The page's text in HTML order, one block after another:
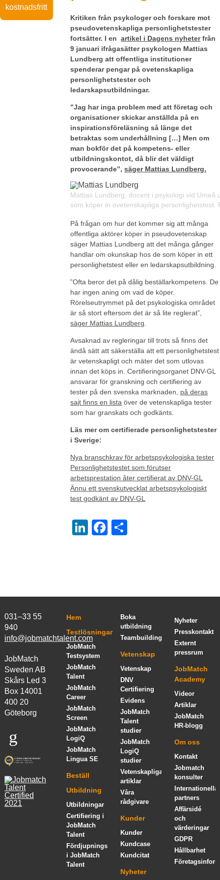
Kritiken från psykologer och forskare mot
pseudovetenskapliga personlighetstester
fortsätter. I enartikel i Dagens nyheterfrån
9 januari ifrågasätter psykologen Mattias
Lundberg att offentliga institutioner
spenderar pengar på ovetenskapliga
personlighetstester och
ledarskapsutbildningar.
”Jag har inga problem med att företag och
organisationer skickar anställda på en
inspirationsföreläsning så länge det
betraktas som underhållning […] Men om
man bokför det på kompetens- eller
utbildningskontot, då blir det väldigt
provocerande”,säger Mattias Lundberg.
Mattias Lundberg, docent i psykologi vid
som köper in ovetenskapliga personlighetstest.
På frågan om hur det kommer sig att många
offentliga aktörer köper in pseudovetenskap
säger Mattias Lundberg att det många gånger
handlar om okunskap hos de som köper in ett
personlighetstest eller en ledarskapsutbildning.
”Ofta beror det på dålig beställarkompetens. De
har ingen aning om vad de köper.
Rörelseutrymmet på det psykologiska området
är så stort eftersom det är så lite reglerat”,
säger Mattias Lundberg
Avsaknad av regleringar till trots så finns det
ändå sätt att säkerställa att ett personlighetstest
är vetenskapligt och mäter det som utlovas
innan det köps in. Certifieringsorganet DNV-GL
ansvarar för granskning och certifiering av
tester på den svenska marknaden, på deras
sajt finns en lista över de vetenskapliga tester
som har granskats och godkänts.
Läs mer om certifierade personlighetstester
i Sverige:
Nya branschkrav för arbetspsykologiska tester
Personlighetstestet som förutser
arbetsprestation åter certifierat av DNV-GL
Ännu ett svenskutvecklat arbetspsykologiskt
test godkänt av DNV-GL
LinkedIn
Facebook
kostnadsfritt
031–33 55
940
info@jobmatchtalent.com
JobMatch
Sweden AB
Skårs Led 3
Box 14001
400 20
Göteborg
Hem
Testlösningar
JobMatch
Testsystem
JobMatch
Talent
JobMatch
Career
JobMatch
Screen
JobMatch
LogiQ
JobMatch
Lingua SE
Beställ
Utbildning
Utbildningar
Certifiering i
JobMatch
Talent
Fördjupningskurs
i JobMatch
Talent
Boka
utbildning
Teambuilding
Vetenskap
Vetenskap
DNV
Certifiering
Evidens
JobMatch
Talent
studier
JobMatch
LogiQ
studier
Vetenskapliga
artiklar
Våra
rådgivare
Kunder
Kunder
Kundcase
Kundcitat
Nyheter
Nyheter
Presskontakt
Externt
pressrum
JobMatch
Academy
Videor
Artiklar
JobMatch
HR-blogg
Om oss
Kontakt
Jobmatch
konsulter
Internationella
partners
Affärsidé
och
värderingar
GDPR
Hållbarhet